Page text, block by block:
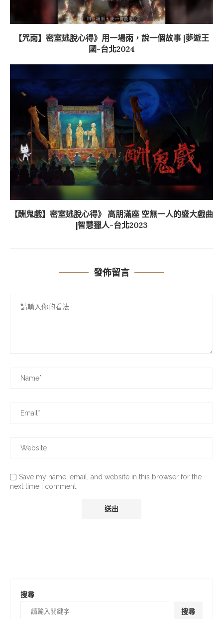
【咒雨】密室逃脫心得》用一場雨，說一個故事 |夢遊王
國-台北2024
【酬鬼戲】密室逃脫心得》 高朋滿座 空無一人的盛大戲曲
|智慧獵人-台北2023
發佈留言
Save my name, email, and website in this browser for the
next time I comment.
搜尋
搜尋